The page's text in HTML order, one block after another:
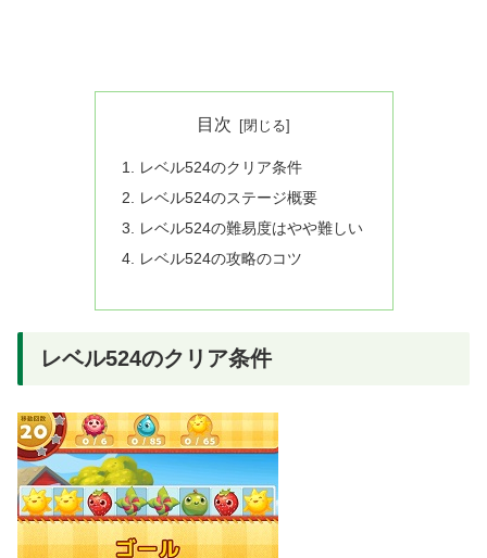
目次
レベル524のクリア条件
レベル524のステージ概要
レベル524の難易度はやや難しい
レベル524の攻略のコツ
レベル524のクリア条件